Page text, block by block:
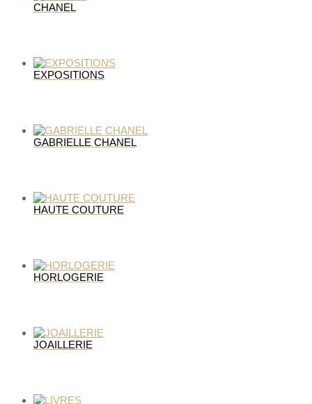
CHANEL
EXPOSITIONS
GABRIELLE CHANEL
HAUTE COUTURE
HORLOGERIE
JOAILLERIE